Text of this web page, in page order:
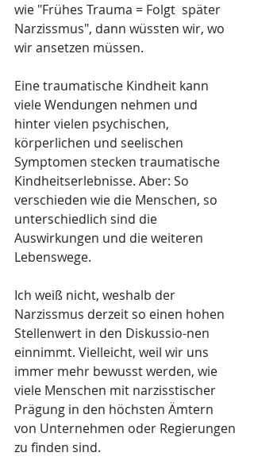
wie "Frühes Trauma = Folgt  später
Narzissmus", dann wüssten wir, wo
wir ansetzen müssen.
Eine traumatische Kindheit kann
viele Wendungen nehmen und
hinter vielen psychischen,
körperlichen und seelischen
Symptomen stecken traumatische
Kindheitserlebnisse. Aber: So
verschieden wie die Menschen, so
unterschiedlich sind die
Auswirkungen und die weiteren
Lebenswege.
Ich weiß nicht, weshalb der
Narzissmus derzeit so einen hohen
Stellenwert in den Diskussio-nen
einnimmt. Vielleicht, weil wir uns
immer mehr bewusst werden, wie
viele Menschen mit narzisstischer
Prägung in den höchsten Ämtern
von Unternehmen oder Regierungen
zu finden sind.